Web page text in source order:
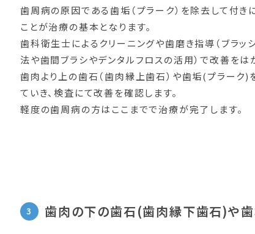
歯周病の原因である歯垢（プラーク）を除去して付きに
ことが治療の基本となります｡
歯科衛生士によるクリーニングや歯磨き指導（ブラッ
法や歯間ブラシやデンタルフロスの活用）で改善をは
歯肉より上の歯石（歯肉縁上歯石）や歯垢(プラーク)
ていき、検査にて改善を確認します。
軽度の歯周病の方はここまでで治療が完了します。
歯肉の下の歯石(歯肉縁下歯石)や